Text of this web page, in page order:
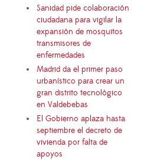
Sanidad pide colaboración
ciudadana para vigilar la
expansión de mosquitos
transmisores de
enfermedades
Madrid da el primer paso
urbanístico para crear un
gran distrito tecnológico
en Valdebebas
El Gobierno aplaza hasta
septiembre el decreto de
vivienda por falta de
apoyos